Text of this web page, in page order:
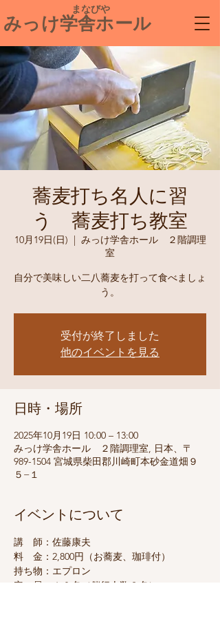
​ まなびや
みっけ学舎ホール
蕎麦打ち名人に習
う 蕎麦打ち教室
10月19日(日)
  |
みっけ学舎ホール ２階調理
室
自分で美味しい二八蕎麦を打って食べましょ
受付が終了しました
他のイベントを見る
日時・場所
2025年10月19日 10:00 – 13:00
みっけ学舎ホール ２階調理室, 日本、〒
989-1504 宮城県柴田郡川崎町本砂金道畑９
５−１
イベントについて
講　師：佐藤康夫
料　金：2,800円（お蕎麦、珈琲付）
持ち物：エプロン
定　員：１０名（催行人数３名）